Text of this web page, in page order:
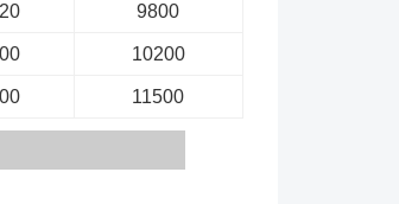
9800
10200
11500